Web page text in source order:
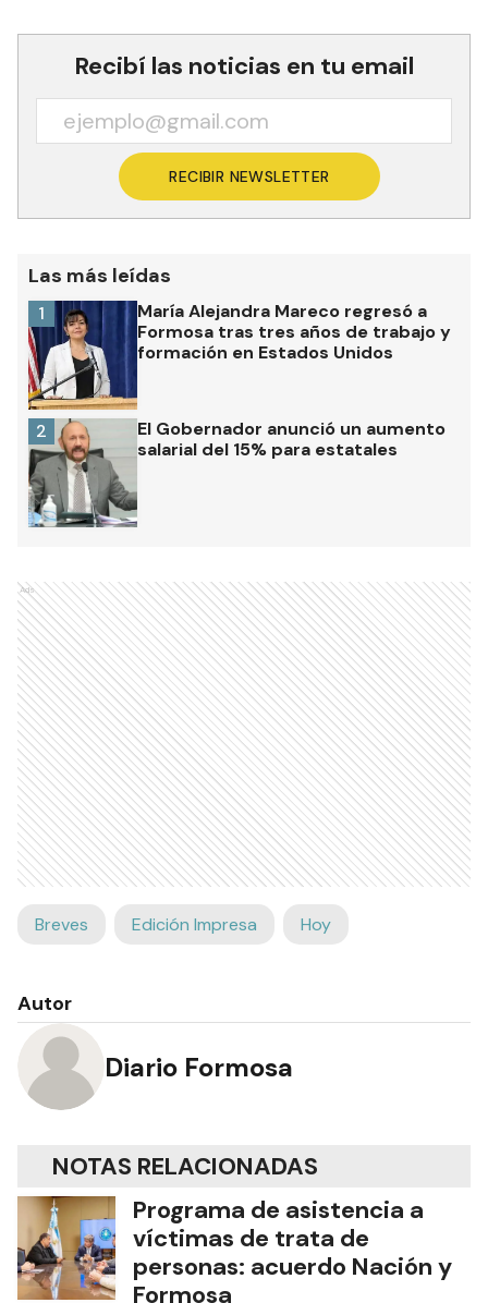
Recibí las noticias en tu email
RECIBIR NEWSLETTER
Las más leídas
María Alejandra Mareco regresó a
Formosa tras tres años de trabajo y
formación en Estados Unidos
1
El Gobernador anunció un aumento
salarial del 15% para estatales
2
Ads
Breves Edición Impresa Hoy
Autor
Diario Formosa
NOTAS RELACIONADAS
Programa de asistencia a
víctimas de trata de
personas: acuerdo Nación y
Formosa